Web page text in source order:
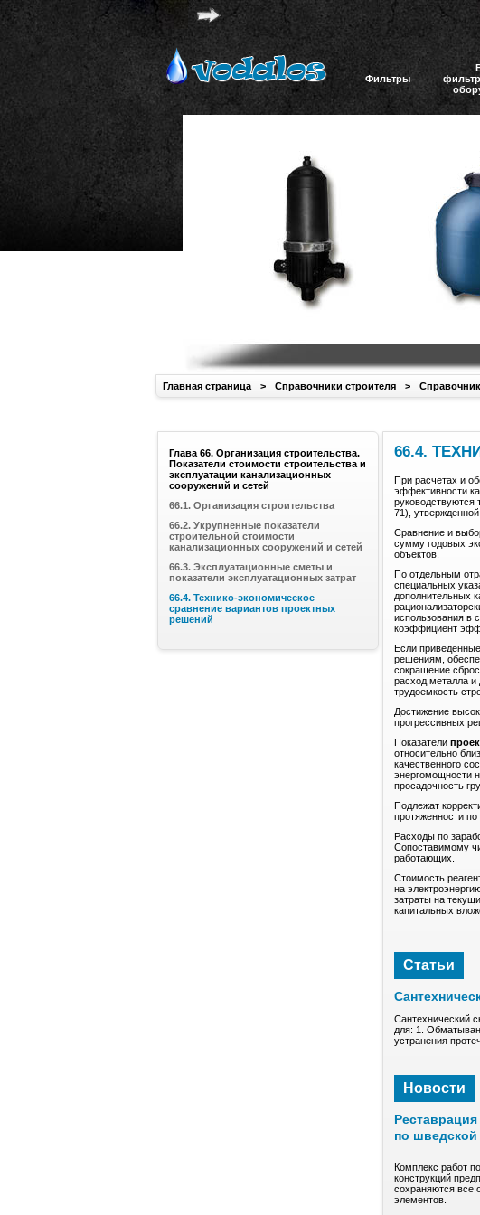
Фильтры
Главная страница > Справочники строителя >
66.4.
При расчетах и
эффективности
руководствуются
71),
Сравнение и
сумму годовых
объектов.
По отдельным
специальных
дополнительных
использования в
коэффициент
Если
решениям,
сокращение
расход металла и
трудоемкость
Достижение
прогрессивных
Показатели
относительно
качественного
энергомощности
просадочность
Подлежат
протяженности
Расходы по
Сопоставимому
работающих.
Стоимость
на
затраты на
капитальных
Статьи
Сантехнический
для: 1.
устранения
Новости
по шведской
Комплекс работ
конструкций
сохраняются все
элементов.
Глава 66. Организация строительства.
Показатели стоимости строительства и
эксплуатации канализационных
сооружений и сетей
66.1. Организация строительства
66.2. Укрупненные показатели
строительной стоимости
канализационных сооружений и сетей
66.3. Эксплуатационные сметы и
показатели эксплуатационных затрат
66.4. Технико-экономическое
сравнение вариантов проектных
решений